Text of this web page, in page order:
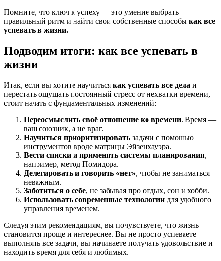
Помните, что ключ к успеху — это умение выбрать
правильный ритм и найти свои собственные способы как все
успевать в жизни.
Подводим итоги: как все успевать в
жизни
Итак, если вы хотите научиться как успевать все дела и
перестать ощущать постоянный стресс от нехватки времени,
стоит начать с фундаментальных изменений:
Переосмыслить своё отношение ко времени. Время —
ваш союзник, а не враг.
Научиться приоритизировать задачи с помощью
инструментов вроде матрицы Эйзенхауэра.
Вести списки и применять системы планирования,
например, метод Помидора.
Делегировать и говорить «нет», чтобы не заниматься
неважным.
Заботиться о себе, не забывая про отдых, сон и хобби.
Использовать современные технологии для удобного
управления временем.
Следуя этим рекомендациям, вы почувствуете, что жизнь
становится проще и интереснее. Вы не просто успеваете
выполнять все задачи, вы начинаете получать удовольствие и
находить время для себя и любимых.